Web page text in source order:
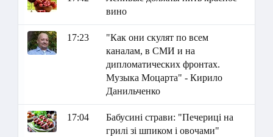
вино
17:23
"Как они скулят по всем
каналам, в СМИ и на
дипломатических фронтах.
Музыка Моцарта" - Кирило
Данильченко
17:04
Бабусині страви: "Печериці на
грилі зі шпиком і овочами"